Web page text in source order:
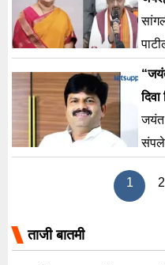
एक
–
टीका
जयंत
1
2
ताजी बातमी